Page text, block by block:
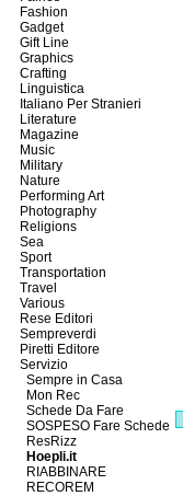
Fashion
Gadget
Gift Line
Graphics
Crafting
Linguistica
Italiano Per Stranieri
Literature
Magazine
Music
Military
Nature
Performing Art
Photography
Religions
Sea
Sport
Transportation
Travel
Various
Rese Editori
Sempreverdi
Piretti Editore
Servizio
Sempre in Casa
Mon Rec
Schede Da Fare
SOSPESO Fare Schede
ResRizz
Hoepli.it
RIABBINARE
RECOREM